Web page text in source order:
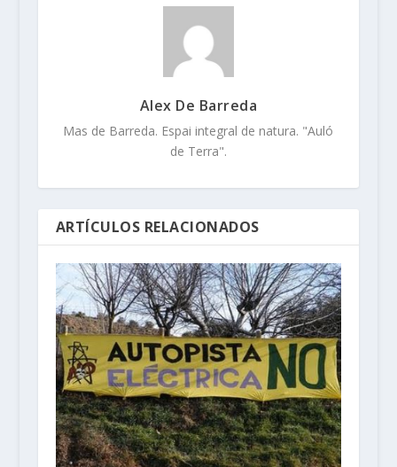
Alex De Barreda
Mas de Barreda. Espai integral de natura. "Auló
de Terra".
ARTÍCULOS RELACIONADOS